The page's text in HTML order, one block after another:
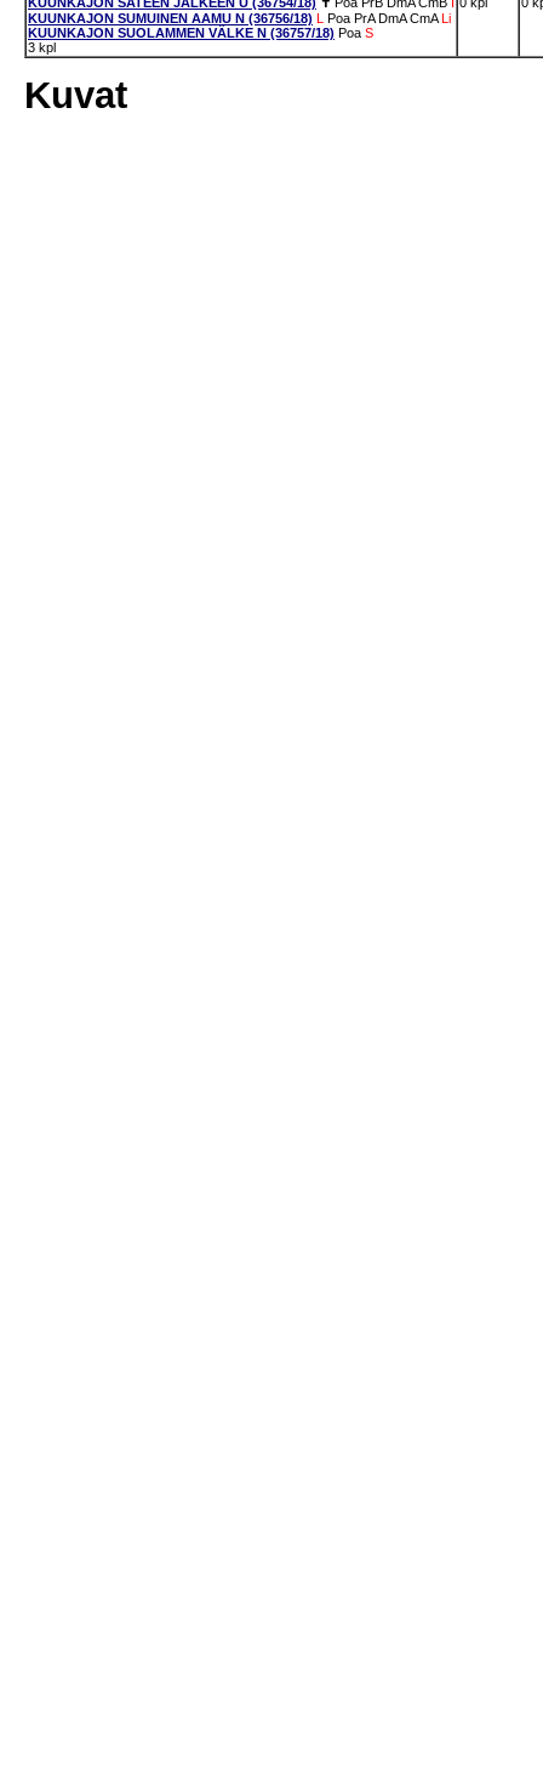
KUUNKAJON SUMUINEN AAMU N (36756/18) L Poa PrA DmA CmA Li
KUUNKAJON SUOLAMMEN VÄLKE N (36757/18) Poa S
3 kpl
Kuvat